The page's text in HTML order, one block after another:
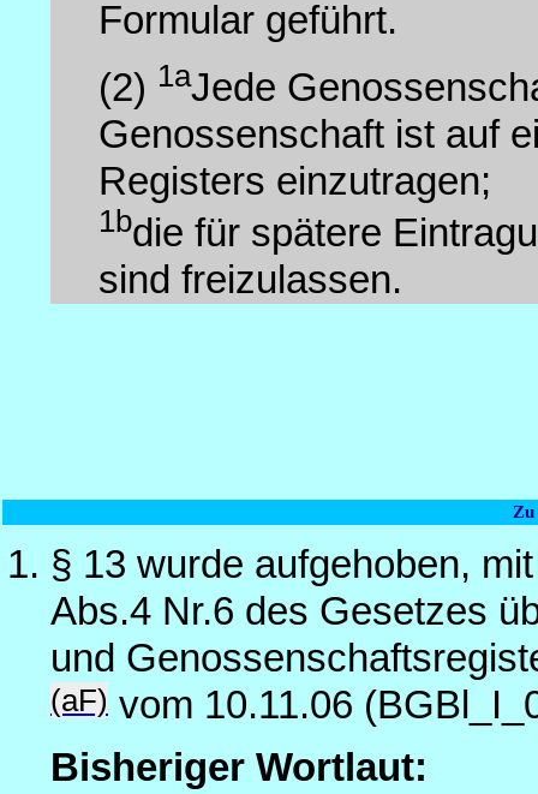
Formular geführt.
(2) 1aJede
Genossenschaft ist auf
Registers einzutragen;
1bdie für spätere
sind freizulassen.
Zu
§ 13 wurde aufgehoben,
Abs.4 Nr.6 des Gesetzes
und
(aF) vom 10.11.06
Bisheriger Wortlaut: